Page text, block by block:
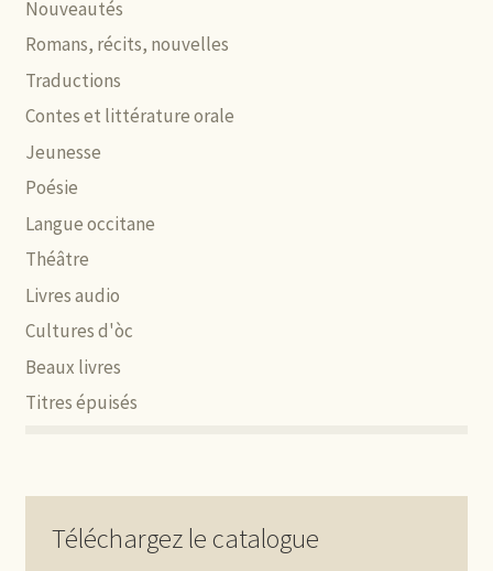
Nouveautés
Romans, récits, nouvelles
Traductions
Contes et littérature orale
Jeunesse
Poésie
Langue occitane
Théâtre
Livres audio
Cultures d'òc
Beaux livres
Titres épuisés
Téléchargez le catalogue